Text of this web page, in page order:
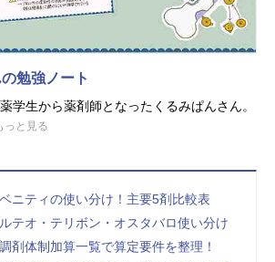
勉強ノート
学生から薬剤師となったくるみぱんさん。
っと見る
ニティの使い分け！主要5剤比較表
テオ・テリボン・オスタバロ使い分け
剤体制加算一覧で算定要件を整理！